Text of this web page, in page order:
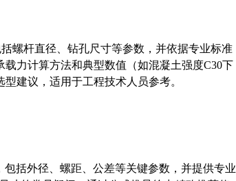
螺杆直径、钻孔尺寸等参数，并依据专业标准
载力计算方法和典型数值（如混凝土强度C30下
建议，适用于工程技术人员参考。
括外径、螺距、公差等关键参数，并提供专业